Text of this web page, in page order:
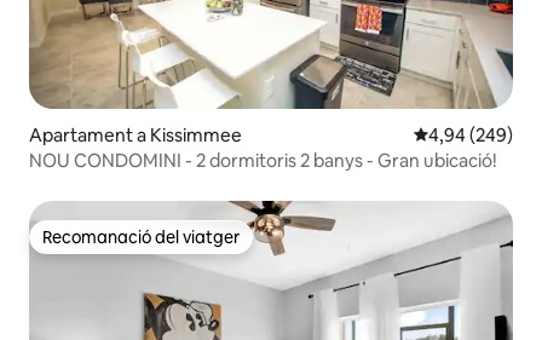
Apartament a Kissimmee 4,94 de
4,94 (249)
NOU CONDOMINI - 2 dormitoris 2 banys - Gran ubicació!
Recomanació del viatger
Recomanació del viatger